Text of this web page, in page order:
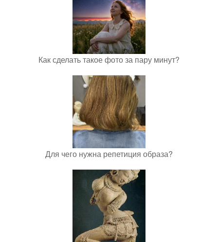
Как сделать такое фото за пару минут?
Для чего нужна репетиция образа?